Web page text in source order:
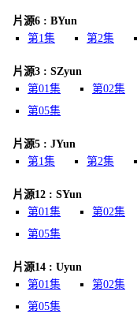
片源6 : BYun
第1集
第2集
片源3 : SZyun
第01集
第02集
第05集
片源5 : JYun
第1集
第2集
片源12 : SYun
第01集
第02集
第05集
片源14 : Uyun
第01集
第02集
第05集